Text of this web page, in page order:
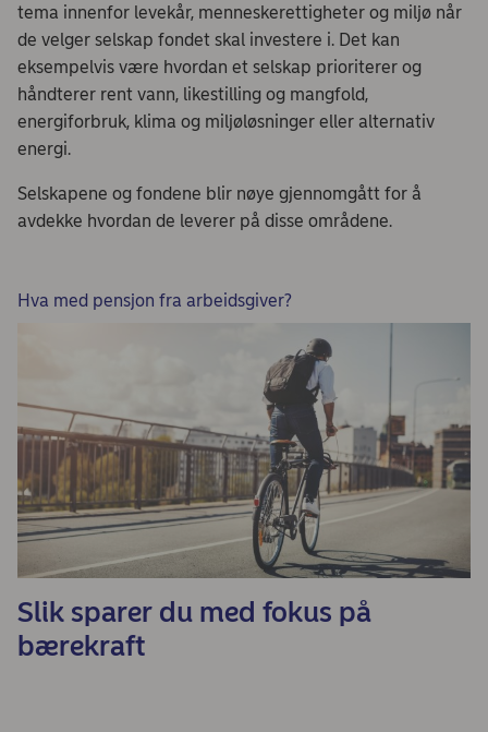
tema innenfor levekår, menneskerettigheter og miljø når
de velger selskap fondet skal investere i. Det kan
eksempelvis være hvordan et selskap prioriterer og
håndterer rent vann, likestilling og mangfold,
energiforbruk, klima og miljøløsninger eller alternativ
energi.
Selskapene og fondene blir nøye gjennomgått for å
avdekke hvordan de leverer på disse områdene.
Hva med pensjon fra arbeidsgiver?
Slik sparer du med fokus på
bærekraft